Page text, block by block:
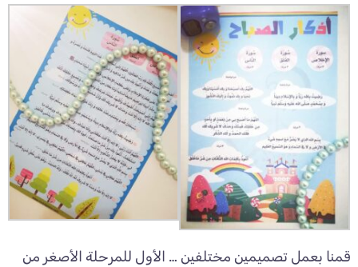
قمنا بعمل تصميمين مختلفين … الأول للمرحلة الأصغر من